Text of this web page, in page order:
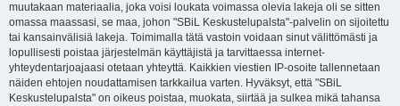
muutakaan materiaalia, joka voisi loukata voimassa olevia lakeja oli se sitten
omassa maassasi, se maa, johon "SBiL Keskustelupalsta"-palvelin on sijoitettu
tai kansainvälisiä lakeja. Toimimalla tätä vastoin voidaan sinut välittömästi ja
lopullisesti poistaa järjestelmän käyttäjistä ja tarvittaessa internet-
yhteydentarjoajaasi otetaan yhteyttä. Kaikkien viestien IP-osoite tallennetaan
näiden ehtojen noudattamisen tarkkailua varten. Hyväksyt, että "SBiL
Keskustelupalsta" on oikeus poistaa, muokata, siirtää ja sulkea mikä tahansa